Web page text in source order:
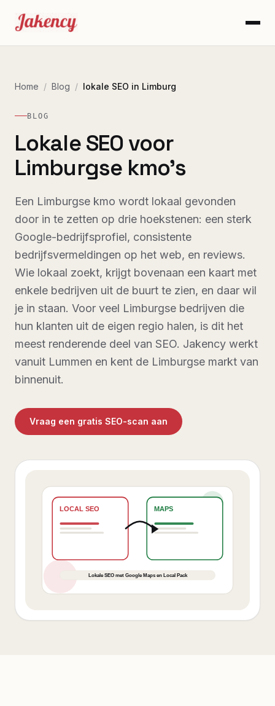
Home / Blog / lokale SEO in Limburg
BLOG
Lokale SEO voor
Limburgse kmo's
Een Limburgse kmo wordt lokaal gevonden
door in te zetten op drie hoekstenen: een sterk
Google-bedrijfsprofiel, consistente
bedrijfsvermeldingen op het web, en reviews.
Wie lokaal zoekt, krijgt bovenaan een kaart met
enkele bedrijven uit de buurt te zien, en daar wil
je in staan. Voor veel Limburgse bedrijven die
hun klanten uit de eigen regio halen, is dit het
meest renderende deel van SEO. Jakency werkt
vanuit Lummen en kent de Limburgse markt van
binnenuit.
Vraag een gratis SEO-scan aan